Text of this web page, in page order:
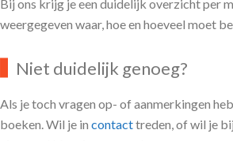
u terugkrijgt. U krijgt geenaanslag, maar
Bij ons krijg je een duidelijk overzicht per
Niet duidelijk genoeg?
Als je toch vragen op- of aanmerkingen